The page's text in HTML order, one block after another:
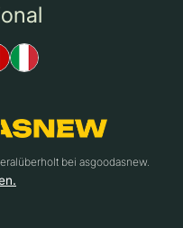
bei asgoodasnew.